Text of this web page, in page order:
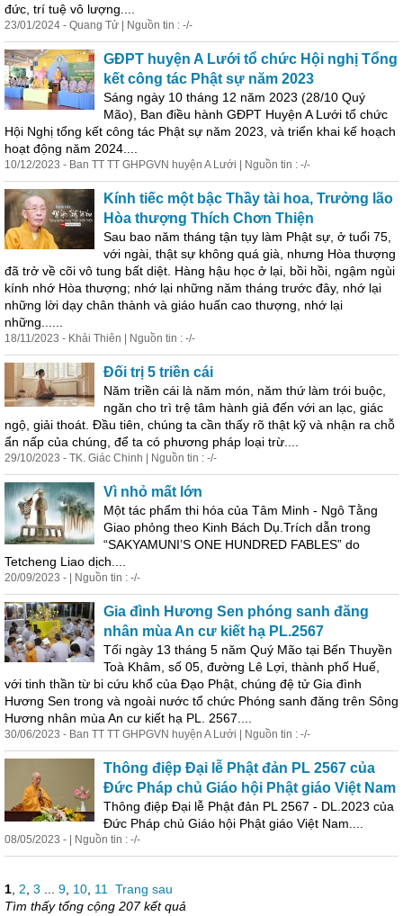
đức, trí tuệ vô lượng....
23/01/2024 - Quang Tử | Nguồn tin : -/-
GĐPT huyện A Lưới tổ chức Hội nghị Tổng
kết công tác Phật sự năm 2023
Sáng ngày 10 tháng 12 năm 2023 (28/10 Quý
Mão), Ban điều hành GĐPT Huyện A Lưới tổ chức
Hội Nghị tổng kết công tác Phật sự năm 2023, và triển khai kế hoạch
hoạt động năm 2024....
10/12/2023 - Ban TT TT GHPGVN huyện A Lưới | Nguồn tin : -/-
Kính tiếc một bậc Thầy tài hoa, Trưởng lão
Hòa thượng Thích Chơn Thiện
Sau bao năm tháng tận tụy làm Phật sự, ở tuổi 75,
với ngài, thật sự không quá già, nhưng Hòa thượng
đã trở về cõi vô tung bất diệt. Hàng hậu học ở lại, bồi hồi, ngậm ngùi
kính nhớ Hòa thượng; nhớ lại những năm tháng trước đây, nhớ lại
những lời dạy chân thành và giáo huấn cao thượng, nhớ lại
những......
18/11/2023 - Khải Thiên | Nguồn tin : -/-
Đối trị 5 triền cái
Năm triền cái là năm món, năm thứ làm trói buộc,
ngăn cho trì trệ tâm hành giả đến với an lạc, giác
ngộ, giải thoát. Đầu tiên, chúng ta cần thấy rõ thật kỹ và nhận ra chỗ
ẩn nấp của chúng, để ta có phương pháp loại trừ....
29/10/2023 - TK. Giác Chinh | Nguồn tin : -/-
Vì nhỏ mất lớn
Một tác phẩm thi hóa của Tâm Minh - Ngô Tằng
Giao phỏng theo Kinh Bách Dụ.Trích dẫn trong
“SAKYAMUNI’S ONE HUNDRED FABLES” do
Tetcheng Liao dịch....
20/09/2023 - | Nguồn tin : -/-
Gia đình Hương Sen phóng sanh đăng
nhân mùa An cư kiết hạ PL.2567
Tối ngày 13 tháng 5 năm Quý Mão tại Bến Thuyền
Toà Khâm, số 05, đường Lê Lợi, thành phố Huế,
với tinh thần từ bi cứu khổ của Đạo Phật, chúng đệ tử Gia đình
Hương Sen trong và ngoài nước tổ chức Phóng sanh đăng trên Sông
Hương nhân mùa An cư kiết hạ PL. 2567....
30/06/2023 - Ban TT TT GHPGVN huyện A Lưới | Nguồn tin : -/-
Thông điệp Đại lễ Phật đản PL 2567 của
Đức Pháp chủ Giáo hội Phật giáo Việt Nam
Thông điệp Đại lễ Phật đản PL 2567 - DL.2023 của
Đức Pháp chủ Giáo hội Phật giáo Việt Nam....
08/05/2023 - | Nguồn tin : -/-
1 2 3 9 10 11
Trang sau
Tìm thấy tổng cộng 207 kết quả